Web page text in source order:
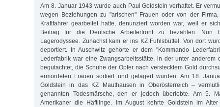
Am 8. Januar 1943 wurde auch Paul Goldstein verhaftet. Er
wegen Beziehungen zu "arischen" Frauen oder von der
Kraftfahrer gearbeitet hatte, denunziert worden war, weil er
Beitrag für die Deutsche Arbeiterfront zu bezahlen. Nun
Lagerodyssee. Zunächst kam er ins KZ Fuhlsbüttel. Von dort
deportiert. In Auschwitz gehörte er dem "Kommando
Lederfabrik war eine Zwangsarbeitsstätte, in der unter anderem
begutachtet, die Schuhe der Opfer nach verstecktem Gold
ermordeten Frauen sortiert und gelagert wurden. Am 18.
Goldstein in das KZ Mauthausen in Oberösterreich –
genannten Todesmärsche, den er jedoch überlebte. Am 5.
Amerikaner die Häftlinge. Im August kehrte Goldstein im